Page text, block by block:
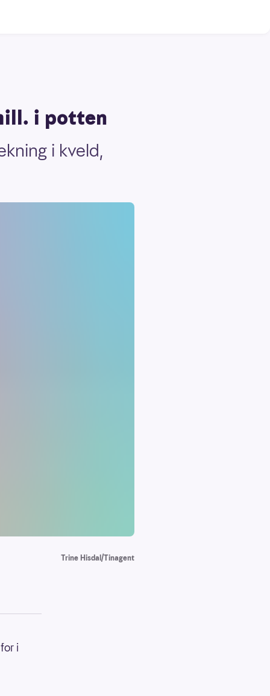
i potten
i kveld,
Trine Hisdal/Tinagent
i